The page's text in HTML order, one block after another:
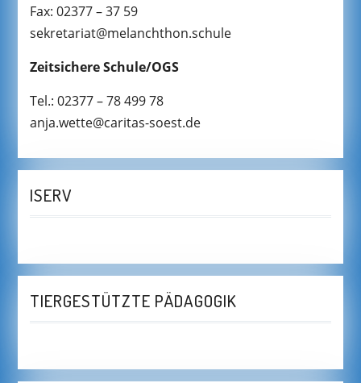
Fax: 02377 – 37 59
sekretariat@melanchthon.schule
Zeitsichere Schule/OGS
Tel.: 02377 – 78 499 78
anja.wette@caritas-soest.de
ISERV
TIERGESTÜTZTE PÄDAGOGIK